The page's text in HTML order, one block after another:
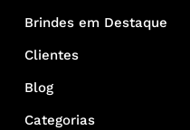
Brindes em Destaque
Clientes
Blog
Categorias